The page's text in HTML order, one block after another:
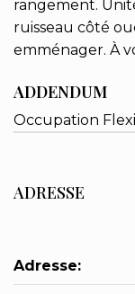
rangement.
ruisseau côté
emménager. À
ADDENDUM
Occupation
ADRESSE
Adresse: